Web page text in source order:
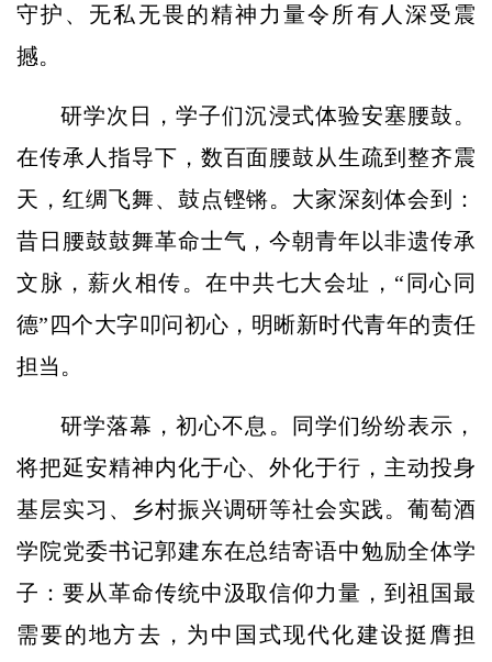
守护、无私无畏的精神力量令所有人深受震
撼。
研学次日，学子们沉浸式体验安塞腰鼓。
在传承人指导下，数百面腰鼓从生疏到整齐震
天，红绸飞舞、鼓点铿锵。大家深刻体会到：
昔日腰鼓鼓舞革命士气，今朝青年以非遗传承
文脉，薪火相传。在中共七大会址，“同心同
德”四个大字叩问初心，明晰新时代青年的责任
担当。
研学落幕，初心不息。同学们纷纷表示，
将把延安精神内化于心、外化于行，主动投身
基层实习、乡村振兴调研等社会实践。葡萄酒
学院党委书记郭建东在总结寄语中勉励全体学
子：要从革命传统中汲取信仰力量，到祖国最
需要的地方去，为中国式现代化建设挺膺担